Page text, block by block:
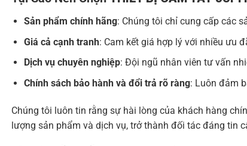
Sản phẩm chính hãng: Chúng tôi chỉ cung cấp các
Giá cả cạnh tranh: Cam kết giá hợp lý với nhiều ưu
Dịch vụ chuyên nghiệp: Đội ngũ nhân viên tư vấn
Chính sách bảo hành và đổi trả rõ ràng: Luôn đảm
Chúng tôi luôn tin rằng sự hài lòng của khách hàng
lượng sản phẩm và dịch vụ, trở thành đối tác đáng tin